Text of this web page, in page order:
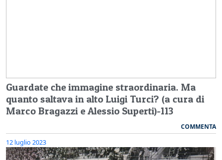
Guardate che immagine straordinaria. Ma
quanto saltava in alto Luigi Turci? (a cura di
Marco Bragazzi e Alessio Superti)-113
COMMENTA
12 luglio 2023